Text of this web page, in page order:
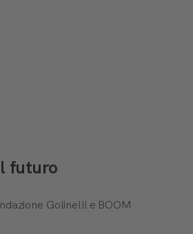
futuro
Golinelli e BOOM